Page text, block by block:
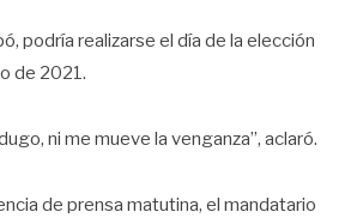
podría realizarse el día de la elección
de 2021.
ni me mueve la venganza”, aclaró.
de prensa matutina, el mandatario